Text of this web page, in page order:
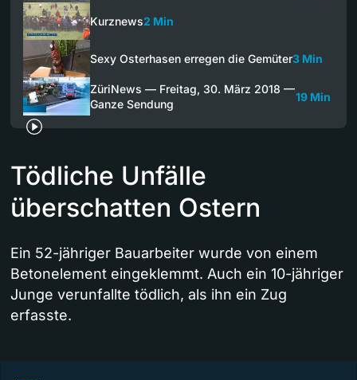
Kurznews2 Min
Sexy Osterhasen erregen die Gemüter3 Min
ZüriNews — Freitag, 30. März 2018 —
Ganze Sendung
19 Min
Tödliche Unfälle
überschatten Ostern
Ein 52-jähriger Bauarbeiter wurde von einem
Betonelement eingeklemmt. Auch ein 10-jähriger
Junge verunfallte tödlich, als ihn ein Zug
erfasste.